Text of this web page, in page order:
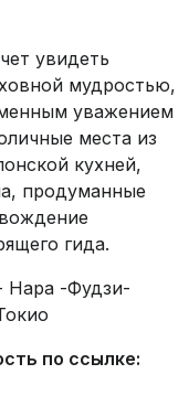
увидеть
мудростью,
уважением
места из
кухней,
продуманные
гида.
Нара -Фудзи-
по ссылке: